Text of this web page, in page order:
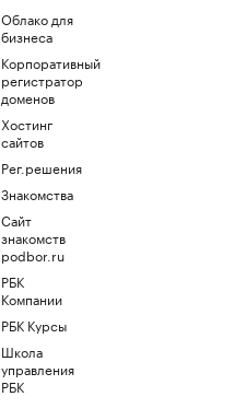
Облако для
бизнеса
Корпоративный
регистратор
доменов
Хостинг
сайтов
Рег.решения
Знакомства
Сайт
знакомств
podbor.ru
РБК
Компании
РБК Курсы
Школа
управления
РБК